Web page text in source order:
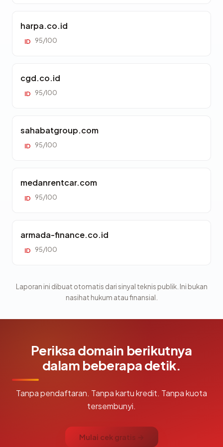
harpa.co.id
ID 95/100
cgd.co.id
ID 95/100
sahabatgroup.com
ID 95/100
medanrentcar.com
ID 95/100
armada-finance.co.id
ID 95/100
Laporan ini dibuat otomatis dari sinyal teknis publik. Ini bukan
nasihat hukum atau finansial.
Periksa domain berikutnya
dalam beberapa detik.
Tanpa pendaftaran. Tanpa kartu kredit. Tanpa kuota
tersembunyi.
Mulai cek gratis →